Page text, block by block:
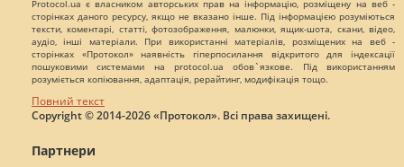
Protocol.ua є власником авторських прав на інформацію, розміщену на веб -
сторінках даного ресурсу, якщо не вказано інше. Під інформацією розуміються
тексти, коментарі, статті, фотозображення, малюнки, ящик-шота, скани, відео,
аудіо, інші матеріали. При використанні матеріалів, розміщених на веб -
сторінках «Протокол» наявність гіперпосилання відкритого для індексації
пошуковими системами на protocol.ua обов`язкове. Під використанням
розуміється копіювання, адаптація, рерайтинг, модифікація тощо.
Повний текст
Copyright © 2014-2026 «Протокол». Всі права захищені.
Партнери